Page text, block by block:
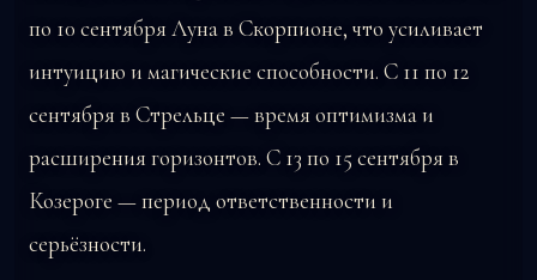
по 10 сентября Луна в Скорпионе, что усиливает
интуицию и магические способности. С 11 по 12
сентября в Стрельце — время оптимизма и
расширения горизонтов. С 13 по 15 сентября в
Козероге — период ответственности и
серьёзности.